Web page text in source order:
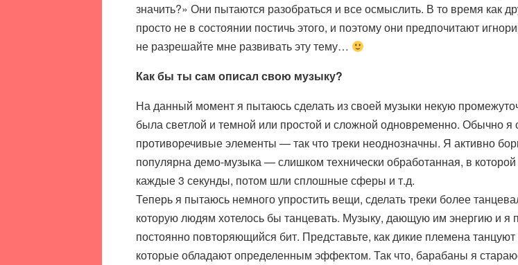
значить?» Они пытаются разобраться и все осмыслить. В то время как
просто не в состоянии постичь этого, и поэтому они предпочитают
не разрешайте мне развивать эту тему…
Как бы ты сам описал свою музыку?
На данный момент я пытаюсь сделать из своей музыки некую
была светлой и темной или простой и сложной одновременно. Обычно я
противоречивые элементы — так что треки неоднозначны. Я активно
популярна демо-музыка — слишком технически обработанная, в
каждые 3 секунды, потом шли сплошные сферы и т.д.
Теперь я пытаюсь немного упростить вещи, сделать треки более
которую людям хотелось бы танцевать. Музыку, дающую им энергию и я
постоянно повторяющийся бит. Представьте, как дикие племена
которые обладают определенным эффектом. Так что, барабаны я